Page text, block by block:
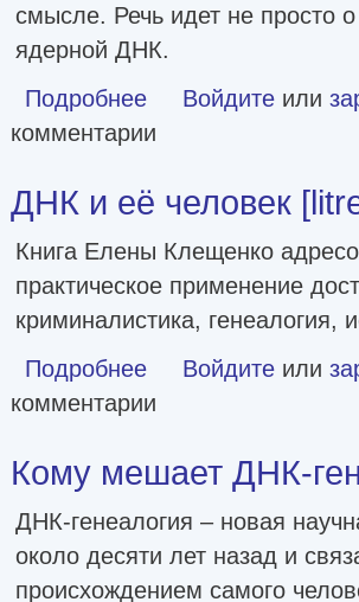
смысле. Речь идет не просто
ядерной ДНК.
Подробнее о Она смеется, как мать
Войдите или
комментарии
ДНК и её человек
Книга Елены Клещенко
практическое применение
криминалистика, генеалогия,
Подробнее о ДНК и её человек [litres]
Войдите или
комментарии
Кому мешает ДНК-
ДНК-генеалогия – новая
около десяти лет назад и
происхождением самого